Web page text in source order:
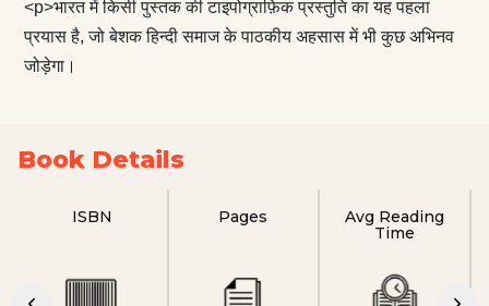
<p>भारत में किसी पुस्तक की टाइपोग्राफ़िक प्रस्तुति का यह पहला
प्रयास है, जो बेशक हिन्दी समाज के पाठकीय अहसास में भी कुछ अभिनव
जोड़ेगा।
Book Details
ISBN Pages
Avg Reading
Time